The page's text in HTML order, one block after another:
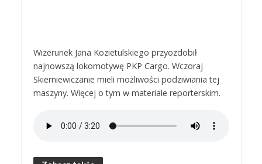
Wizerunek Jana Kozietulskiego przyozdobił
najnowszą lokomotywę PKP Cargo. Wczoraj
Skierniewiczanie mieli możliwości podziwiania tej
maszyny. Więcej o tym w materiale reporterskim.